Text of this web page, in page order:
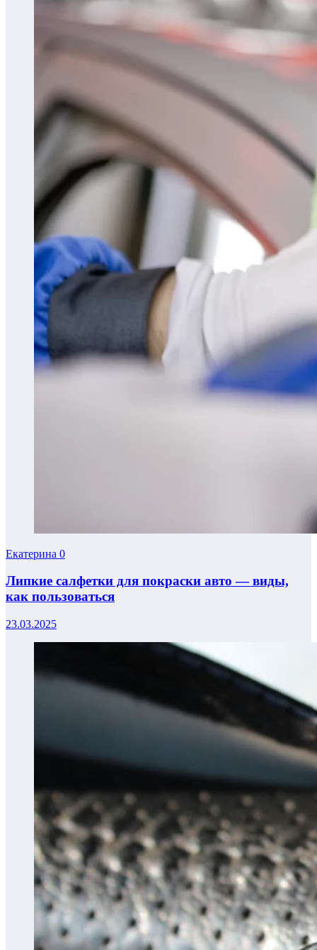
Екатерина 0
Липкие салфетки для покраски авто — виды,
как пользоваться
23.03.2025